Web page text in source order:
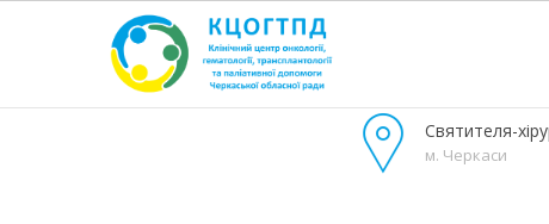
Святителя-
м. Черкаси